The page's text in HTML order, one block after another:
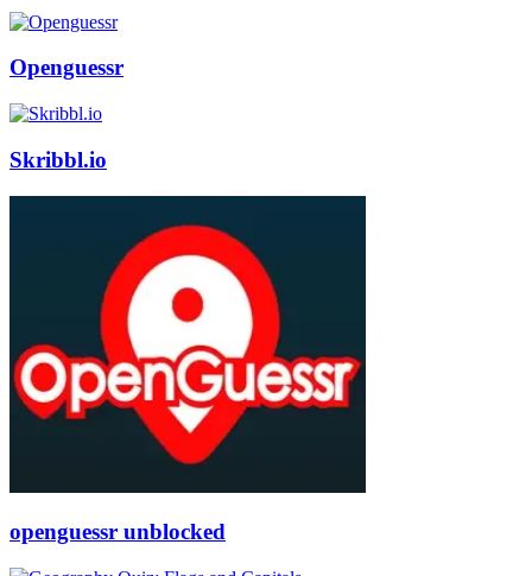
Openguessr
Skribbl.io
openguessr unblocked